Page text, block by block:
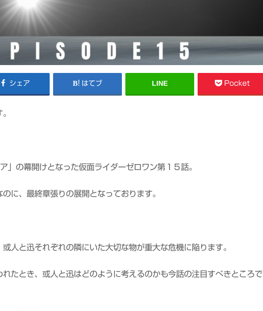
シェア はてブ LINE Pocket
」の幕開けとなった仮面ライダーゼロワン第１５話。
に、最終章張りの展開となっております。
人と迅それぞれの隣にいた大切な物が重大な危機に陥ります。
たとき、或人と迅はどのように考えるのかも今話の注目すべきところで